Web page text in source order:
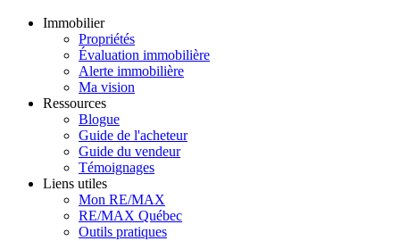
Immobilier
Propriétés
Évaluation immobilière
Alerte immobilière
Ma vision
Ressources
Blogue
Guide de l'acheteur
Guide du vendeur
Témoignages
Liens utiles
Mon RE/MAX
RE/MAX Québec
Outils pratiques